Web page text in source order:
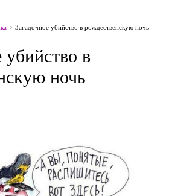
Загадочное убийство в рождественскую ночь
убийство в
ночь